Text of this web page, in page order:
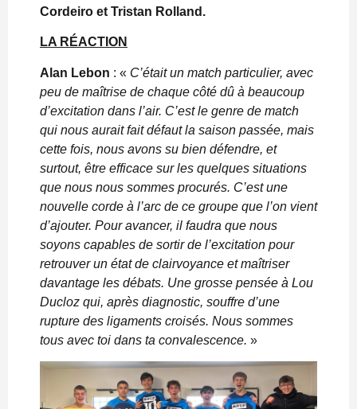
Cordeiro et Tristan Rolland.
LA RÉACTION
Alan Lebon : « C’était un match particulier, avec
peu de maîtrise de chaque côté dû à beaucoup
d’excitation dans l’air. C’est le genre de match
qui nous aurait fait défaut la saison passée, mais
cette fois, nous avons su bien défendre, et
surtout, être efficace sur les quelques situations
que nous nous sommes procurés. C’est une
nouvelle corde à l’arc de ce groupe que l’on vient
d’ajouter. Pour avancer, il faudra que nous
soyons capables de sortir de l’excitation pour
retrouver un état de clairvoyance et maîtriser
davantage les débats. Une grosse pensée à Lou
Ducloz qui, après diagnostic, souffre d’une
rupture des ligaments croisés. Nous sommes
tous avec toi dans ta convalescence. »